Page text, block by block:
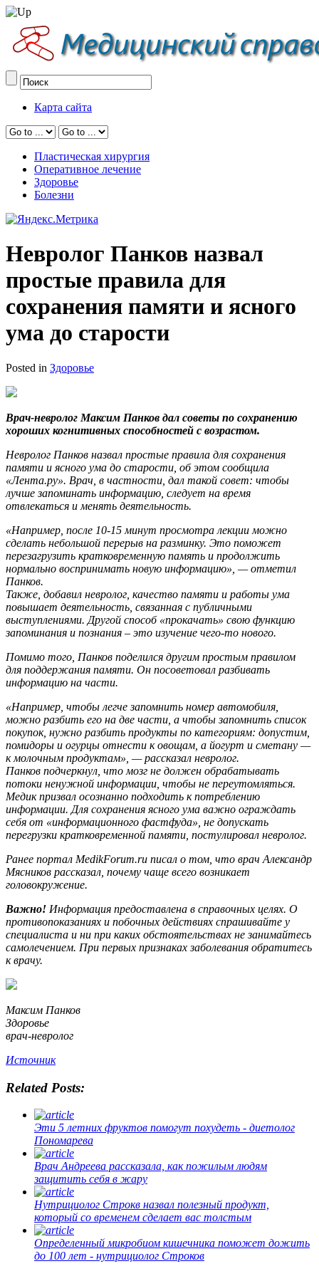
Карта сайта
Пластическая хирургия
Оперативное лечение
Здоровье
Болезни
Невролог Панков назвал
простые правила для
сохранения памяти и ясного
ума до старости
Posted in Здоровье
Врач-невролог Максим Панков дал советы по сохранению
хороших когнитивных способностей с возрастом.
Невролог Панков назвал простые правила для сохранения
памяти и ясного ума до старости, об этом сообщила
«Лента.ру». Врач, в частности, дал такой совет: чтобы
лучше запоминать информацию, следует на время
отвлекаться и менять деятельность.
«Например, после 10-15 минут просмотра лекции можно
сделать небольшой перерыв на разминку. Это поможет
перезагрузить кратковременную память и продолжить
нормально воспринимать новую информацию», — отметил
Панков.
Также, добавил невролог, качество памяти и работы ума
повышает деятельность, связанная с публичными
выступлениями. Другой способ «прокачать» свою функцию
запоминания и познания – это изучение чего-то нового.
Помимо того, Панков поделился другим простым правилом
для поддержания памяти. Он посоветовал разбивать
информацию на части.
«Например, чтобы легче запомнить номер автомобиля,
можно разбить его на две части, а чтобы запомнить список
покупок, нужно разбить продукты по категориям: допустим,
помидоры и огурцы отнести к овощам, а йогурт и сметану —
к молочным продуктам», — рассказал невролог.
Панков подчеркнул, что мозг не должен обрабатывать
потоки ненужной информации, чтобы не переутомляться.
Медик призвал осознанно подходить к потреблению
информации. Для сохранения ясного ума важно ограждать
себя от «информационного фастфуда», не допускать
перегрузки кратковременной памяти, постулировал невролог.
Ранее портал MedikForum.ru писал о том, что врач Александр
Мясников рассказал, почему чаще всего возникает
головокружение.
Важно! Информация предоставлена в справочных целях. О
противопоказаниях и побочных действиях спрашивайте у
специалиста и ни при каких обстоятельствах не занимайтесь
самолечением. При первых признаках заболевания обратитесь
к врачу.
Максим Панков
Здоровье
врач-невролог
Источник
Related Posts:
Эти 5 летних фруктов помогут похудеть - диетолог
Пономарева
Врач Андреева рассказала, как пожилым людям
защитить себя в жару
Нутрициолог Строкв назвал полезный продукт,
который со временем сделает вас толстым
Определенный микробиом кишечника поможет дожить
до 100 лет - нутрициолог Строков